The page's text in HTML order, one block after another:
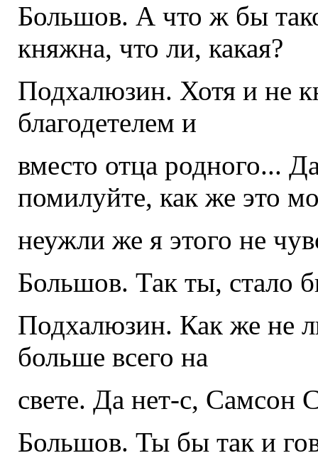
Большов. А что ж бы
княжна, что ли, какая?
Подхалюзин. Хотя и не
благодетелем и
вместо отца родного...
помилуйте, как же это
неужли же я этого не
Большов. Так ты, стало
Подхалюзин. Как же не
больше всего на
свете. Да нет-с, Самсон
Большов. Ты бы так и